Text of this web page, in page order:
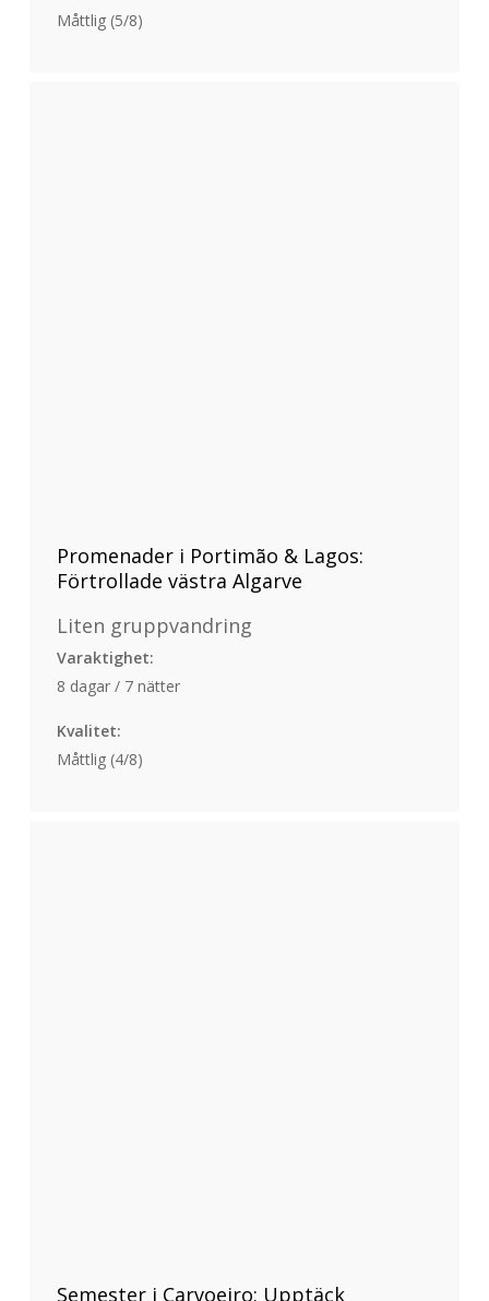
Måttlig (5/8)
Promenader i Portimão & Lagos:
Förtrollade västra Algarve
Liten gruppvandring
Varaktighet:
8 dagar / 7 nätter
Kvalitet:
Måttlig (4/8)
Semester i Carvoeiro: Upptäck